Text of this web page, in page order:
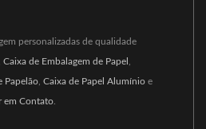
personalizadas de qualidade
Caixa de Embalagem de Papel
Papelão Caixa de Papel Alumínio e
em Contato